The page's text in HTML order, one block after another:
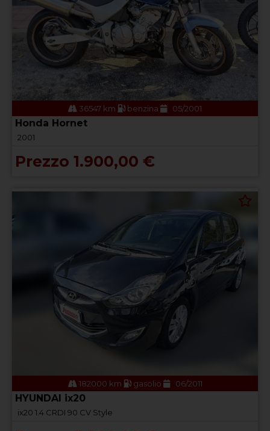
36547 km benzina 05/2001
Honda Hornet
2001
Prezzo 1.900,00 €
182000 km gasolio 06/2011
HYUNDAI ix20
ix20 1.4 CRDI 90 CV Style